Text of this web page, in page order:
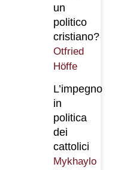
un
politico
cristiano?
Otfried
Höffe
L’impegno
in
politica
dei
cattolici
Mykhaylo